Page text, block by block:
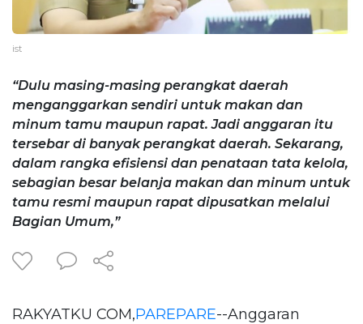
ist
“Dulu masing-masing perangkat daerah
menganggarkan sendiri untuk makan dan
minum tamu maupun rapat. Jadi anggaran itu
tersebar di banyak perangkat daerah. Sekarang,
dalam rangka efisiensi dan penataan tata kelola,
sebagian besar belanja makan dan minum untuk
tamu resmi maupun rapat dipusatkan melalui
Bagian Umum,”
RAKYATKU COM,PAREPARE--Anggaran